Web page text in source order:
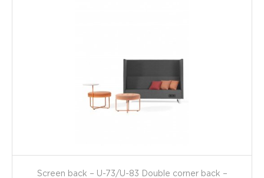
Screen back – U-73/U-83 Double corner back –